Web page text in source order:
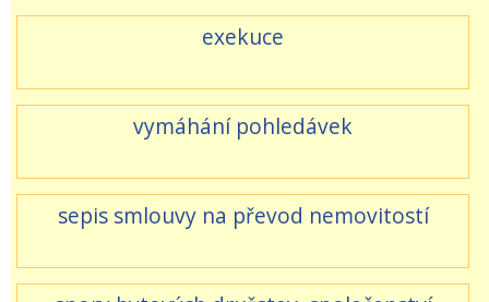
exekuce
vymáhání pohledávek
sepis smlouvy na převod nemovitostí